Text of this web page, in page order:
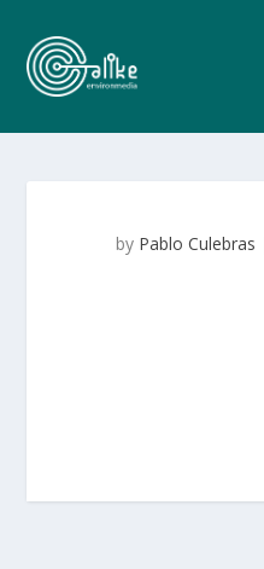
by Pablo Culebras